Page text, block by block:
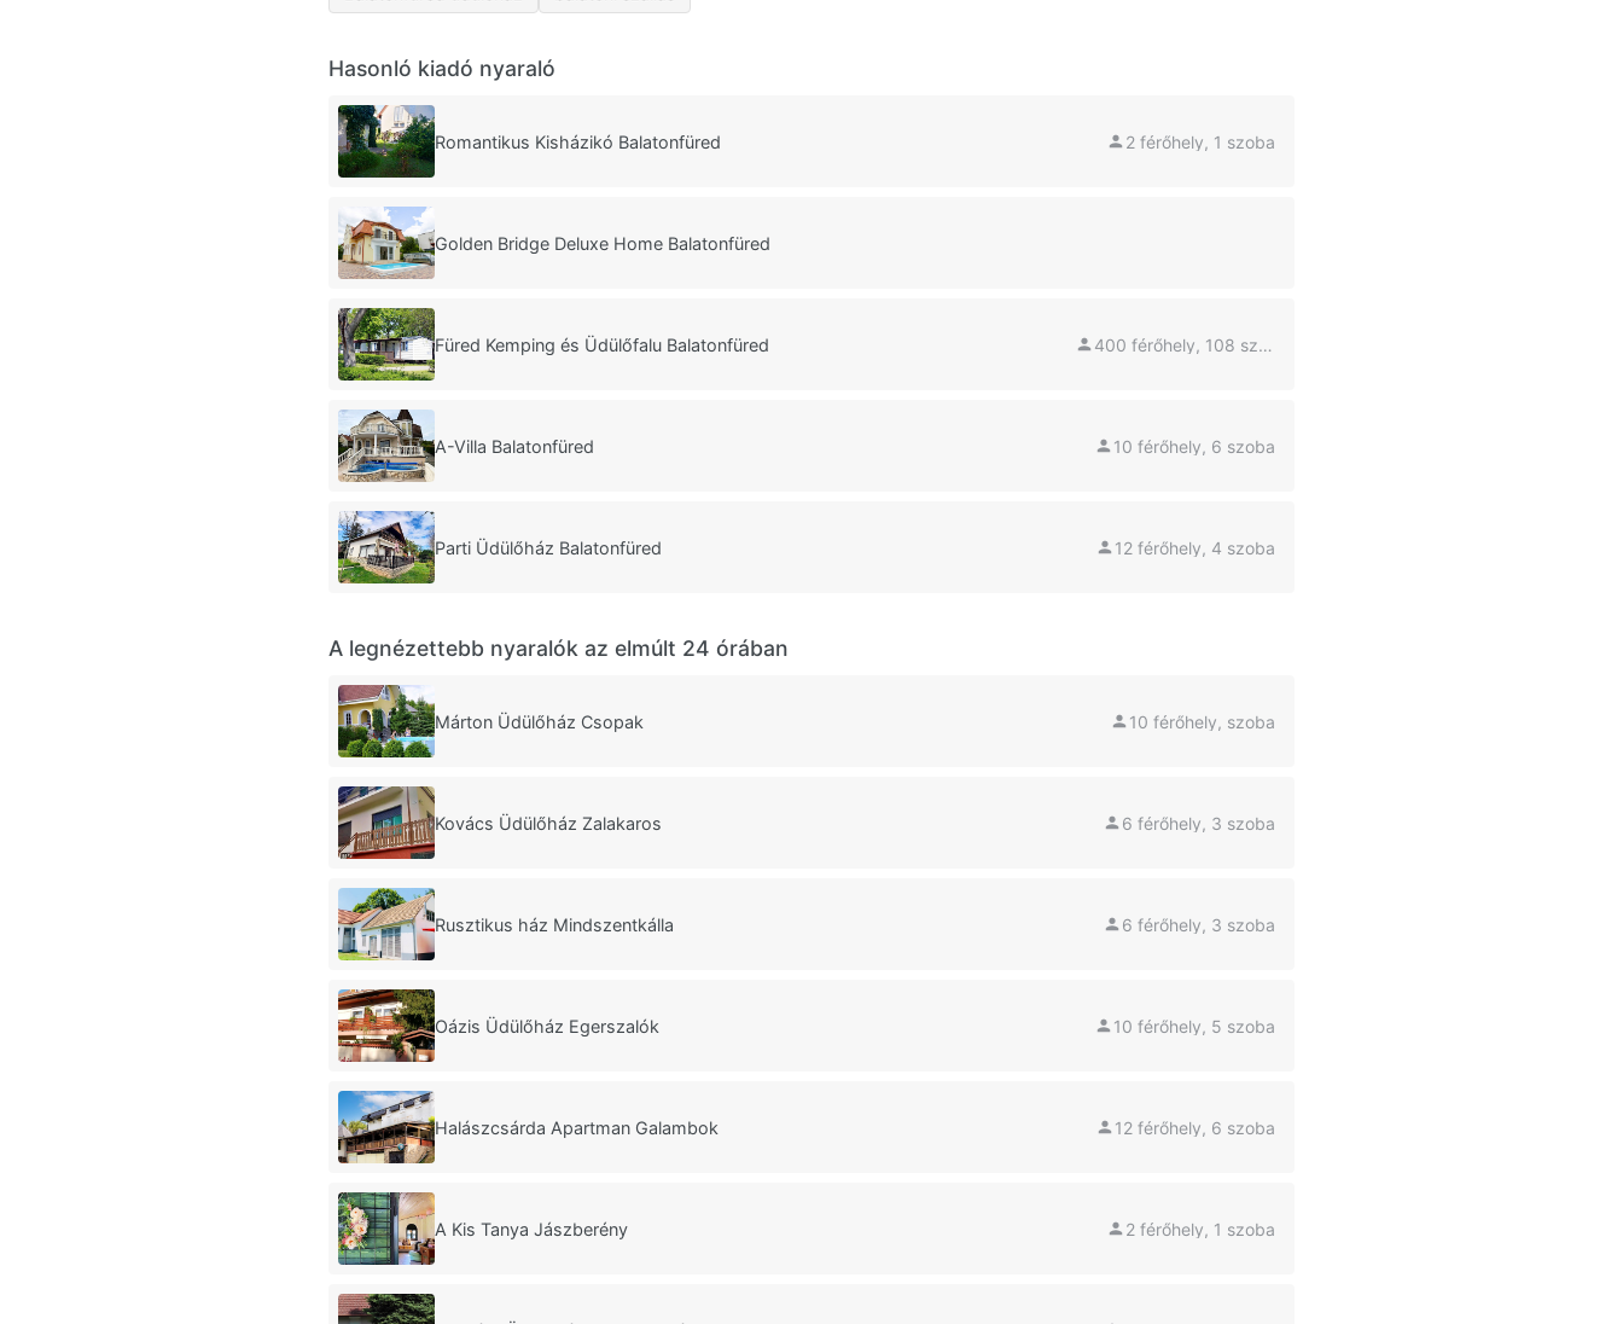
Hasonló kiadó nyaraló
Romantikus Kisházikó Balatonfüred 2 férőhely, 1 szoba
Golden Bridge Deluxe Home Balatonfüred
Füred Kemping és Üdülőfalu Balatonfüred 400 férőhely, 108 szoba
A-Villa Balatonfüred 10 férőhely, 6 szoba
Parti Üdülőház Balatonfüred 12 férőhely, 4 szoba
A legnézettebb nyaralók az elmúlt 24 órában
Márton Üdülőház Csopak 10 férőhely, szoba
Kovács Üdülőház Zalakaros 6 férőhely, 3 szoba
Rusztikus ház Mindszentkálla 6 férőhely, 3 szoba
Oázis Üdülőház Egerszalók 10 férőhely, 5 szoba
Halászcsárda Apartman Galambok 12 férőhely, 6 szoba
A Kis Tanya Jászberény 2 férőhely, 1 szoba